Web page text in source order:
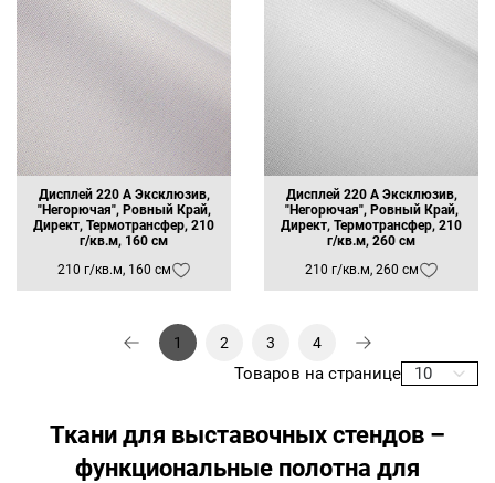
Дисплей 220 А Эксклюзив,
"Негорючая", Ровный Край,
Директ, Термотрансфер, 210
г/кв.м, 160 см
210 г/кв.м, 160 см
Дисплей 220 А Эксклюзив,
"Негорючая", Ровный Край,
Директ, Термотрансфер, 210
г/кв.м, 260 см
210 г/кв.м, 260 см
1 2 3 4
Товаров на странице 10
Ткани для выставочных стендов –
функциональные полотна для
ФИО
Ваше имя
Телефон
Ваш телефон
E-mail
Ваш e-mail
ОТПРАВИТЬ